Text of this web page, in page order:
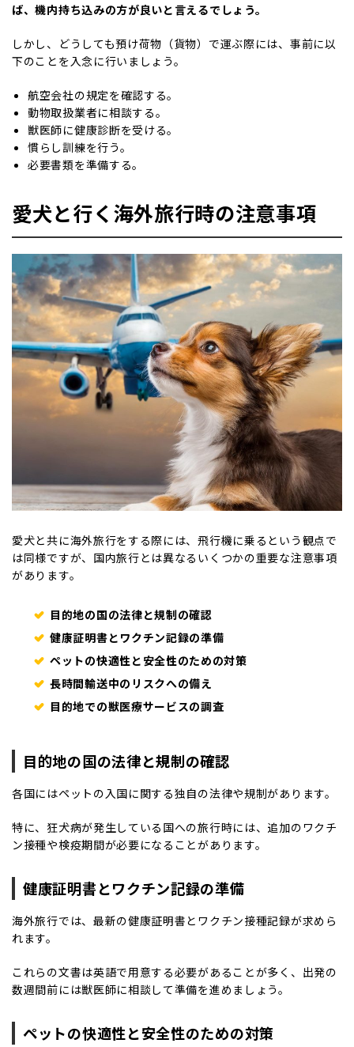
ば、機内持ち込みの方が良いと言えるでしょう。
しかし、どうしても預け荷物（貨物）で運ぶ際には、事前に以
下のことを入念に行いましょう。
航空会社の規定を確認する。
動物取扱業者に相談する。
獣医師に健康診断を受ける。
慣らし訓練を行う。
必要書類を準備する。
愛犬と行く海外旅行時の注意事項
愛犬と共に海外旅行をする際には、飛行機に乗るという観点で
は同様ですが、国内旅行とは異なるいくつかの重要な注意事項
があります。
目的地の国の法律と規制の確認
健康証明書とワクチン記録の準備
ペットの快適性と安全性のための対策
長時間輸送中のリスクへの備え
目的地での獣医療サービスの調査
目的地の国の法律と規制の確認
各国にはペットの入国に関する独自の法律や規制があります。
特に、狂犬病が発生している国への旅行時には、追加のワクチ
ン接種や検疫期間が必要になることがあります。
健康証明書とワクチン記録の準備
海外旅行では、最新の健康証明書とワクチン接種記録が求めら
れます。
これらの文書は英語で用意する必要があることが多く、出発の
数週間前には獣医師に相談して準備を進めましょう。
ペットの快適性と安全性のための対策